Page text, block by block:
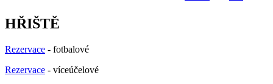
HŘIŠTĚ
Rezervace - fotbalové
Rezervace - víceúčelové